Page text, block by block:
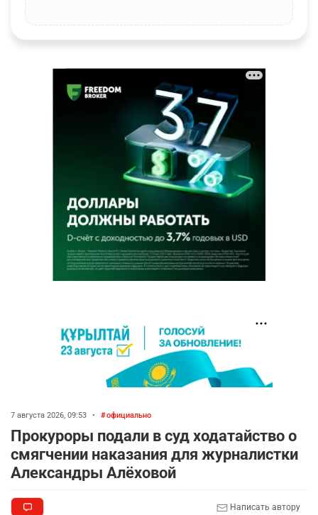
7 августа 2026, 09:53 • официально
Прокуроры подали в суд ходатайство о
смягчении наказания для журналистки
Александры Алёховой
Написать автору